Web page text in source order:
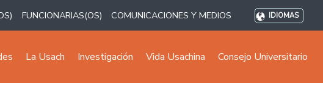
FUNCIONARIAS(OS) COMUNICACIONES Y MEDIOS IDIOMAS
La Usach Investigación Vida Usachina Consejo Universitario